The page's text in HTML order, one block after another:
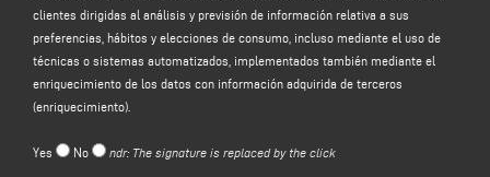
organizados por ellos o ponerse en contacto con usted con fines de estudio
de mercado mediante contacto telefónico con un operador o mediante
métodos de contacto automatizados (por ejemplo, campañas automatizadas
de correo electrónico, SMS, contacto telefónico automatizado, mensajería
instantánea, etc.); la base jurídica para el tratamiento de los datos es la
letra a), del GDPR;
clientes dirigidas al análisis y previsión de información relativa a sus
preferencias, hábitos y elecciones de consumo, incluso mediante el uso de
técnicas o sistemas automatizados, implementados también mediante el
enriquecimiento de los datos con información adquirida de terceros
(enriquecimiento).
Yes No ndr: The signature is replaced by the click